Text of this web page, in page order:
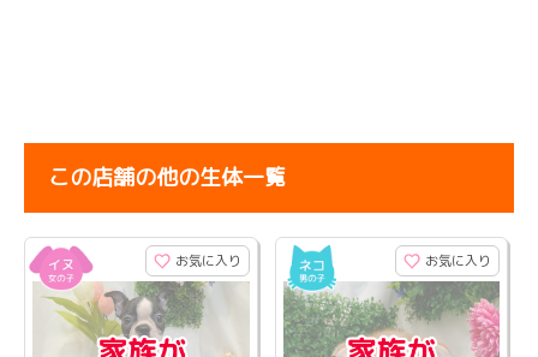
この店舗の他の生体一覧
お気に入り お気に入り